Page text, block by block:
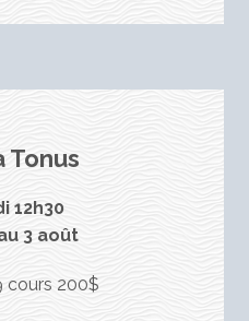
Tonus
12h30
3 août
cours 200$